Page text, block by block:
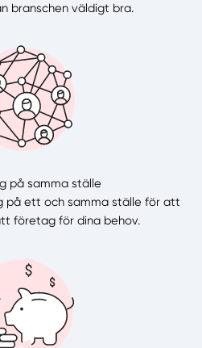
branschen väldigt bra.
på samma ställe
på ett och samma ställe för att
företag för dina behov.